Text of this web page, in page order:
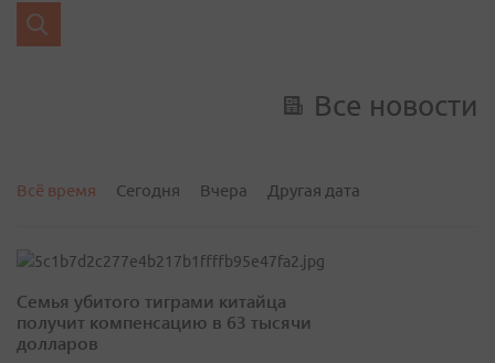
Все новости
Всё время Сегодня Вчера Другая дата
Семья убитого тиграми китайца
получит компенсацию в 63 тысячи
долларов